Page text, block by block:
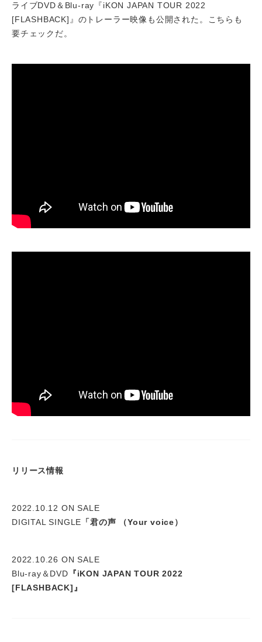
ライブDVD＆Blu-ray『iKON JAPAN TOUR 2022
[FLASHBACK]』のトレーラー映像も公開された。こちらも
要チェックだ。
リリース情報
2022.10.12 ON SALE
DIGITAL SINGLE 「君の声 （Your voice）
2022.10.26 ON SALE
Blu-ray＆DVD 『iKON JAPAN TOUR 2022
[FLASHBACK]』